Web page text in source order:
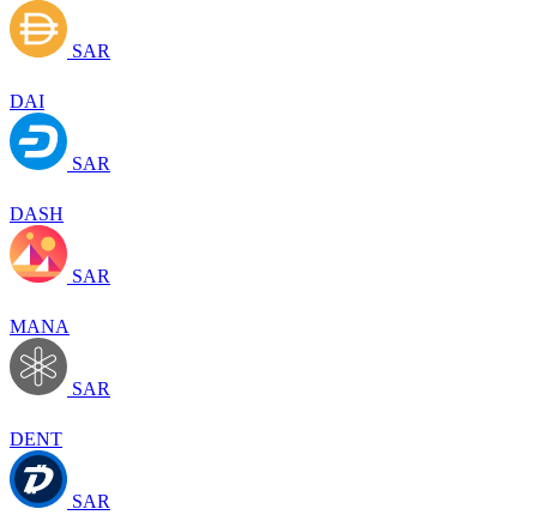
SAR
DAI
SAR
DASH
SAR
MANA
SAR
DENT
SAR